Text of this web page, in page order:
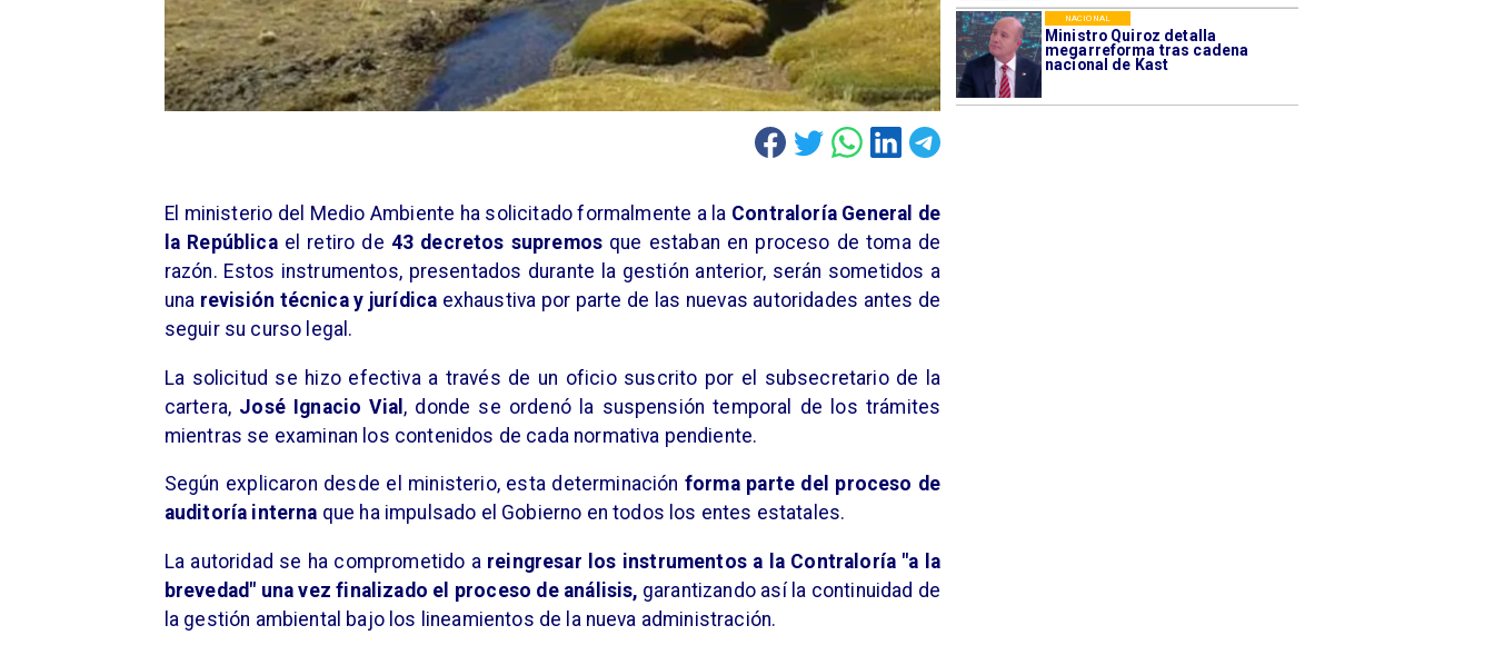
Ministro Quiroz detalla
megarreforma tras cadena
nacional de Kast
NACIONAL
El ministerio del Medio Ambiente ha solicitado formalmente a la Contraloría General de
la Repúblicael retiro de 43 decretos supremos que estaban en proceso de toma de
razón. Estos instrumentos, presentados durante la gestión anterior, serán sometidos a
una revisión técnica y jurídica exhaustiva por parte de las nuevas autoridades antes de
seguir su curso legal.
La solicitud se hizo efectiva a través de un oficio suscrito por el subsecretario de la
cartera, José Ignacio Vial , donde se ordenó la suspensión temporal de los trámites
mientras se examinan los contenidos de cada normativa pendiente.
Según explicaron desde el ministerio, esta determinación forma parte del proceso de
auditoría interna que ha impulsado el Gobierno en todos los entes estatales.
La autoridad se ha comprometido a reingresar los instrumentos a la Contraloría "a la
brevedad" una vez finalizado el proceso de análisis, garantizando así la continuidad de
la gestión ambiental bajo los lineamientos de la nueva administración.